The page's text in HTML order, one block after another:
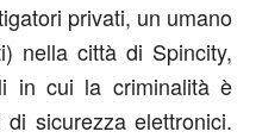
privati, un umano
nella città di Spincity,
in cui la criminalità è
sicurezza elettronici.